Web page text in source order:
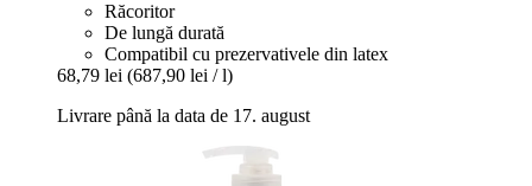
Răcoritor
De lungă durată
Compatibil cu prezervativele din latex
68,79 lei (687,90 lei / l)
Livrare până la data de 17. august